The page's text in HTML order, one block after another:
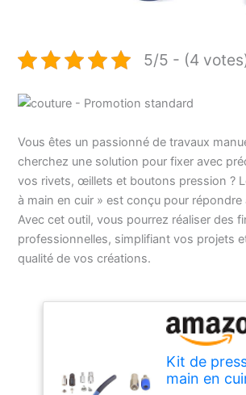
5/5 - (4
Vous êtes un passionné de travaux
cherchez une solution pour fixer avec
vos rivets, œillets et boutons pression ?
à main en cuir » est conçu pour
Avec cet outil, vous pourrez réaliser des
professionnelles, simplifiant vos projets
qualité de vos créations.
Kit de
main en